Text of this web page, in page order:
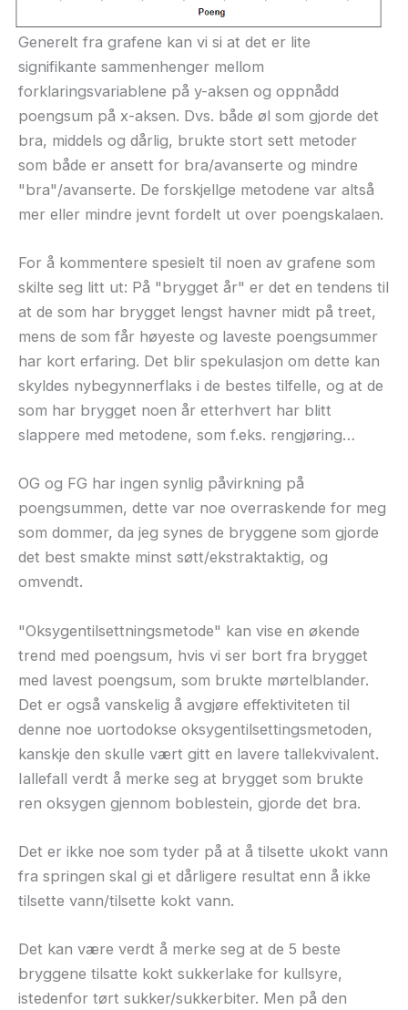
Generelt fra grafene kan vi si at det er lite
signifikante sammenhenger mellom
forklaringsvariablene på y-aksen og oppnådd
poengsum på x-aksen. Dvs. både øl som gjorde det
bra, middels og dårlig, brukte stort sett metoder
som både er ansett for bra/avanserte og mindre
"bra"/avanserte. De forskjellge metodene var altså
mer eller mindre jevnt fordelt ut over poengskalaen.
For å kommentere spesielt til noen av grafene som
skilte seg litt ut: På "brygget år" er det en tendens til
at de som har brygget lengst havner midt på treet,
mens de som får høyeste og laveste poengsummer
har kort erfaring. Det blir spekulasjon om dette kan
skyldes nybegynnerflaks i de bestes tilfelle, og at de
som har brygget noen år etterhvert har blitt
slappere med metodene, som f.eks. rengjøring…
OG og FG har ingen synlig påvirkning på
poengsummen, dette var noe overraskende for meg
som dommer, da jeg synes de bryggene som gjorde
det best smakte minst søtt/ekstraktaktig, og
omvendt.
"Oksygentilsettningsmetode" kan vise en økende
trend med poengsum, hvis vi ser bort fra brygget
med lavest poengsum, som brukte mørtelblander.
Det er også vanskelig å avgjøre effektiviteten til
denne noe uortodokse oksygentilsettingsmetoden,
kanskje den skulle vært gitt en lavere tallekvivalent.
Iallefall verdt å merke seg at brygget som brukte
ren oksygen gjennom boblestein, gjorde det bra.
Det er ikke noe som tyder på at å tilsette ukokt vann
fra springen skal gi et dårligere resultat enn å ikke
tilsette vann/tilsette kokt vann.
Det kan være verdt å merke seg at de 5 beste
bryggene tilsatte kokt sukkerlake for kullsyre,
istedenfor tørt sukker/sukkerbiter. Men på den